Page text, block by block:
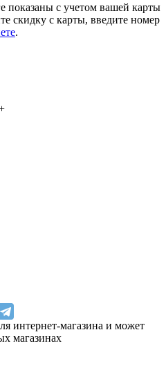
показаны с учетом вашей карты
скидку с карты, введите номер
.
интернет-магазина и может
магазинах